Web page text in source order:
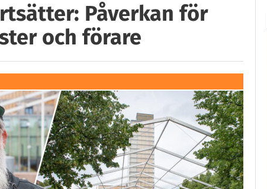
Påverkan för
och förare